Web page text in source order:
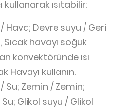
kullanarak ısıtabilir:
Hava; Devre suyu / Geri
havayı soğuk
konvektöründe ısı
Havayı kullanın.
Su; Zemin / Zemin;
Glikol suyu / Glikol